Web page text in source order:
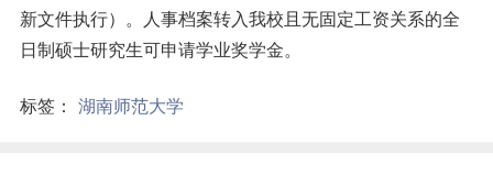
新文件执行）。人事档案转入我校且无固定工资关系的全
日制硕士研究生可申请学业奖学金。
标签： 湖南师范大学